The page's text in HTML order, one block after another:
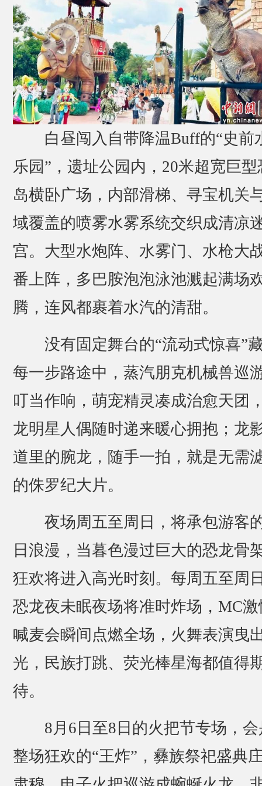
白昼闯入自带降温Buff的“史前
乐园”，遗址公园内，20米超宽巨型
岛横卧广场，内部滑梯、寻宝机关
域覆盖的喷雾水雾系统交织成清凉
宫。大型水炮阵、水雾门、水枪大
番上阵，多巴胺泡泡泳池溅起满场
腾，连风都裹着水汽的清甜。
没有固定舞台的“流动式惊喜”
每一步路途中，蒸汽朋克机械兽巡
叮当作响，萌宠精灵凑成治愈天团
龙明星人偶随时递来暖心拥抱；龙
道里的腕龙，随手一拍，就是无需
的侏罗纪大片。
夜场周五至周日，将承包游客
日浪漫，当暮色漫过巨大的恐龙骨
狂欢将进入高光时刻。每周五至周
恐龙夜未眠夜场将准时炸场，MC激
喊麦会瞬间点燃全场，火舞表演曳
光，民族打跳、荧光棒星海都值得
待。
8月6日至8日的火把节专场，会
整场狂欢的“王炸”，彝族祭祀盛典